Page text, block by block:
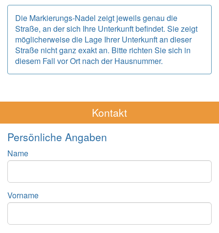
Die Markierungs-Nadel zeigt jeweils genau die
Straße, an der sich Ihre Unterkunft befindet. Sie zeigt
möglicherweise die Lage Ihrer Unterkunft an dieser
Straße nicht ganz exakt an. Bitte richten Sie sich in
diesem Fall vor Ort nach der Hausnummer.
Kontakt
Persönliche Angaben
Name
Vorname